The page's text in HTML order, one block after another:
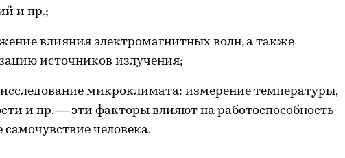
и пр.;
влияния электромагнитных волн, а также
источников излучения;
микроклимата: измерение температуры,
и пр. — эти факторы влияют на работоспособность
самочувствие человека.